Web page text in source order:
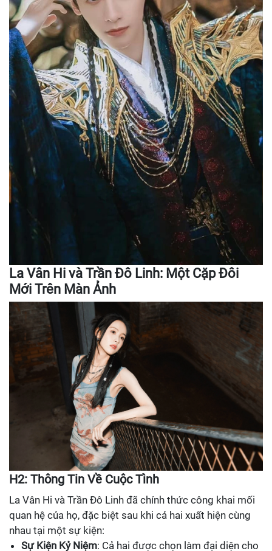
La Vân Hi và Trần Đô Linh: Một Cặp Đôi
Mới Trên Màn Ảnh
H2: Thông Tin Về Cuộc Tình
La Vân Hi và Trần Đô Linh đã chính thức công khai mối
quan hệ của họ, đặc biệt sau khi cả hai xuất hiện cùng
nhau tại một sự kiện:
Sự Kiện Kỷ Niệm: Cả hai được chọn làm đại diện cho